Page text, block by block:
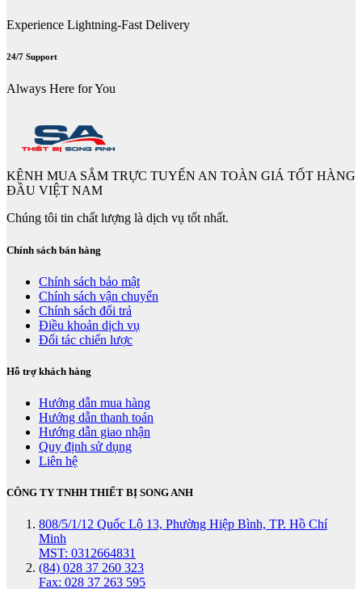
Experience Lightning-Fast Delivery
24/7 Support
Always Here for You
KÊNH MUA SẮM TRỰC TUYẾN AN TOÀN GIÁ TỐT HÀNG
ĐẦU VIỆT NAM
Chúng tôi tin chất lượng là dịch vụ tốt nhất.
Chính sách bán hàng
Chính sách bảo mật
Chính sách vận chuyển
Chính sách đổi trả
Điều khoản dịch vụ
Đối tác chiến lược
Hỗ trợ khách hàng
Hướng dẫn mua hàng
Hướng dẫn thanh toán
Hướng dẫn giao nhận
Quy định sử dụng
Liên hệ
CÔNG TY TNHH THIẾT BỊ SONG ANH
808/5/1/12 Quốc Lộ 13, Phường Hiệp Bình, TP. Hồ Chí
Minh
MST: 0312664831
(84) 028 37 260 323
Fax: 028 37 263 595